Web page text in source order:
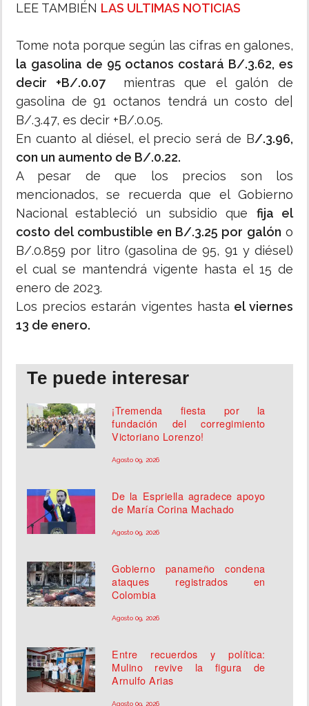
LEE TAMBIÉN LAS ULTIMAS NOTICIAS
Tome nota porque según las cifras en galones,
la gasolina de 95 octanos costará B/.3.62, es
decir +B/.0.07
mientras que el galón de
gasolina de 91 octanos tendrá un costo de|
B/.3.47, es decir +B/.0.05.
En cuanto al diésel, el precio será de B/.3.96,
con un aumento de B/.0.22.
A pesar de que los precios son los
mencionados, se recuerda que el Gobierno
Nacional estableció un subsidio que fija el
costo del combustible en B/.3.25 por galón o
B/.0.859 por litro (gasolina de 95, 91 y diésel)
el cual se mantendrá vigente hasta el 15 de
enero de 2023.
Los precios estarán vigentes hasta el viernes
13 de enero.
Te puede interesar
¡Tremenda fiesta por la
fundación del corregimiento
Victoriano Lorenzo!
Agosto 09, 2026
De la Espriella agradece apoyo
de María Corina Machado
Agosto 09, 2026
Gobierno panameño condena
ataques registrados en
Colombia
Agosto 09, 2026
Entre recuerdos y política:
Mulino revive la figura de
Arnulfo Arias
Agosto 09, 2026